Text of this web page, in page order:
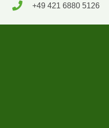
+49 421 6880 5126